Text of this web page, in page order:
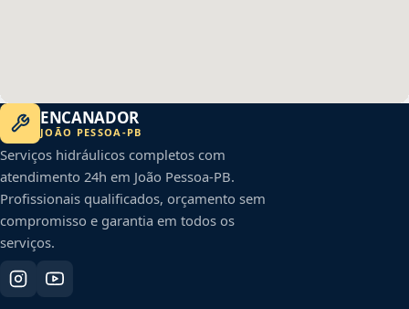
ENCANADOR
JOÃO PESSOA -PB
Serviços hidráulicos completos com
atendimento 24h em João Pessoa-PB.
Profissionais qualificados, orçamento sem
compromisso e garantia em todos os
serviços.